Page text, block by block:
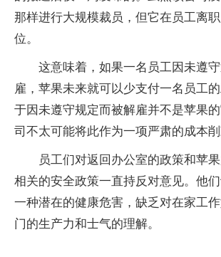
那样进行大规模裁员，但它在员工离
位。
这意味着，如果一名员工因未遵
雇，苹果未来就可以少支付一名员工
于因未遵守规定而被解雇并不是苹果
司不太可能将此作为一项严肃的成本削
员工们对返回办公室的政策和苹
相关的安全政策一直持反对意见。他
一种潜在的健康危害，缺乏对在家工
门的生产力和士气的理解。